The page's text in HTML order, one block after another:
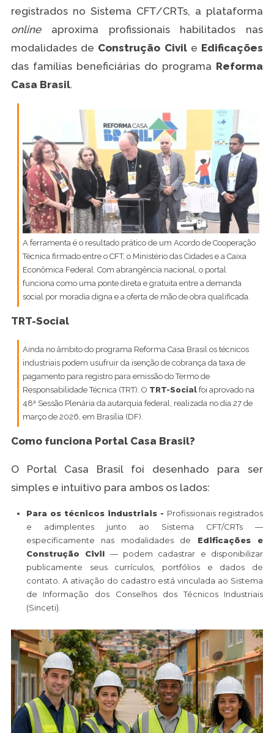
registrados no Sistema CFT/CRTs, a plataforma
onlineaproxima profissionais habilitados nas
modalidades de Construção Civile Edificações
das famílias beneficiárias do programa Reforma
Casa Brasil.
A ferramenta é o resultado prático de um Acordo de Cooperação
Técnica firmado entre o CFT, o Ministério das Cidades e a Caixa
Econômica Federal. Com abrangência nacional, o portal
funciona como uma ponte direta e gratuita entre a demanda
social por moradia digna e a oferta de mão de obra qualificada.
TRT-Social
Ainda no âmbito do programa Reforma Casa Brasil os técnicos
industriais podem usufruir da isenção de cobrança da taxa de
pagamento para registro para emissão do Termo de
Responsabilidade Técnica (TRT). O TRT-Socialfoi aprovado na
48ª Sessão Plenária da autarquia federal, realizada no dia 27 de
março de 2026, em Brasília (DF).
Como funciona Portal Casa Brasil?
O Portal Casa Brasil foi desenhado para ser
simples e intuitivo para ambos os lados:
Para os técnicos industriais - Profissionais registrados
e adimplentes junto ao Sistema CFT/CRTs —
especificamente nas modalidades de Edificações e
Construção Civil — podem cadastrar e disponibilizar
publicamente seus currículos, portfólios e dados de
contato. A ativação do cadastro está vinculada ao Sistema
de Informação dos Conselhos dos Técnicos Industriais
(Sinceti).